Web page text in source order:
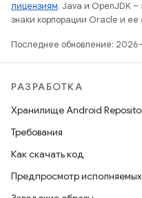
лицензиям. Java и OpenJDK –
знаки корпорации Oracle и
Последнее обновление:
РАЗРАБОТКА
Хранилище Android
Требования
Как скачать код
Предпросмотр